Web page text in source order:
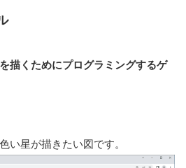
描くためにプログラミングするゲ
い星が描きたい図です。